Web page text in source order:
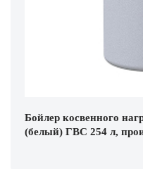
Бойлер косвенного
(белый) ГВС 254 л,